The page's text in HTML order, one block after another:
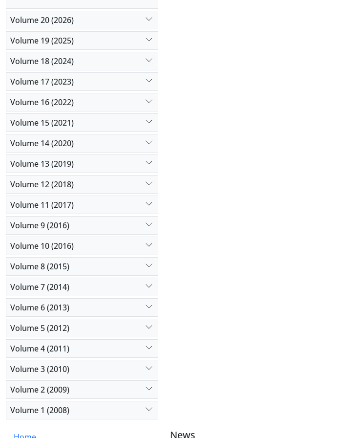
Volume 20 (2026)
Volume 19 (2025)
Volume 18 (2024)
Volume 17 (2023)
Volume 16 (2022)
Volume 15 (2021)
Volume 14 (2020)
Volume 13 (2019)
Volume 12 (2018)
Volume 11 (2017)
Volume 9 (2016)
Volume 10 (2016)
Volume 8 (2015)
Volume 7 (2014)
Volume 6 (2013)
Volume 5 (2012)
Volume 4 (2011)
Volume 3 (2010)
Volume 2 (2009)
Volume 1 (2008)
News